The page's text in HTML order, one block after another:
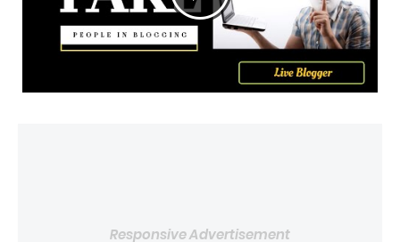
Responsive Advertisement